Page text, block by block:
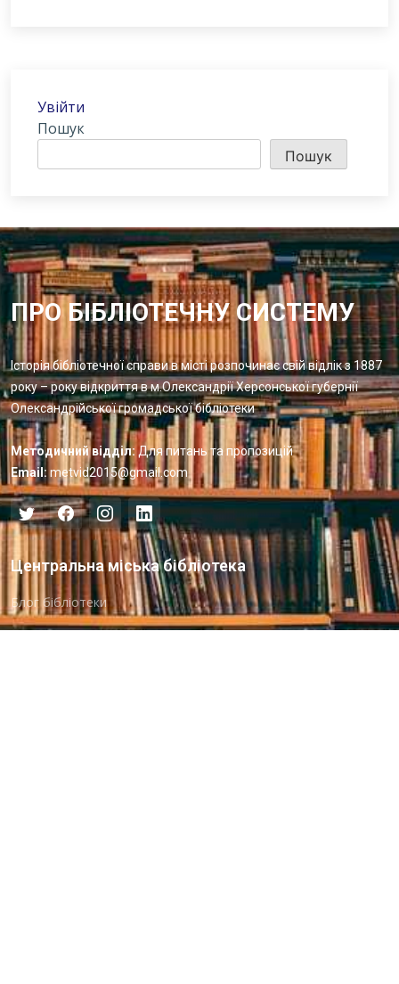
Увійти
Пошук
Пошук
ПРО БІБЛІОТЕЧНУ СИСТЕМУ
Історія бібліотечної справи в місті розпочинає свій відлік з 1887
року – року відкриття в м.Олександрії Херсонської губернії
Олександрійської громадської бібліотеки
Методичний відділ: Для питань та пропозицій
Email: metvid2015@gmail.com
Центральна міська бібліотека
Блог бібліотеки
Пункт Європейської інформації